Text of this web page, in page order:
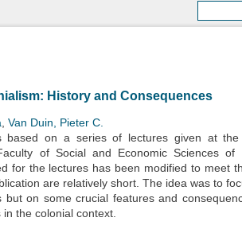
History and Consequences
Van Duin, Pieter C.
based on a series of lectures given at
of Social and Economic Sciences of
for the lectures has been modified to meet
are relatively short. The idea was to
but on some crucial features and
the colonial context.